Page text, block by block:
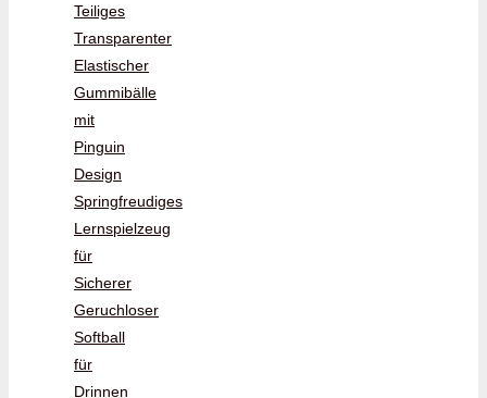
Teiliges
Transparenter
Elastischer
Gummibälle
mit
Pinguin
Design
Springfreudiges
Lernspielzeug
für
Sicherer
Geruchloser
Softball
für
Drinnen